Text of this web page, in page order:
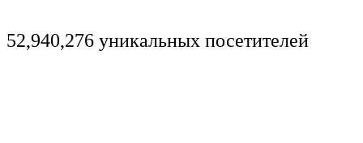
52,940,276 уникальных посетителей